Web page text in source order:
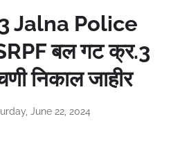
Jalna Police
बल गट क्र.3
निकाल जाहीर
June 22, 2024